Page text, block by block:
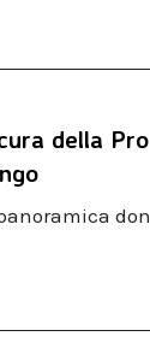
della Pro
don